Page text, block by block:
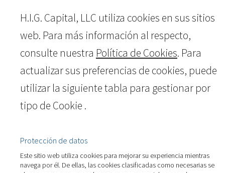
H.I.G. Capital, LLC utiliza cookies en sus sitios
web. Para más información al respecto,
consulte nuestra Política de Cookies. Para
actualizar sus preferencias de cookies, puede
utilizar la siguiente tabla para gestionar por
tipo de Cookie .
Protección de datos
Este sitio web utiliza cookies para mejorar su experiencia mientras
navega por él. De ellas, las cookies clasificadas como necesarias se